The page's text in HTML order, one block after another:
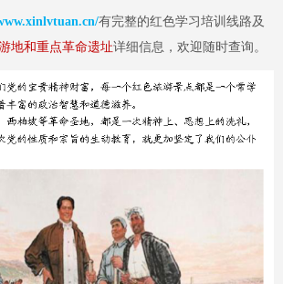
有完整的红色学习培训线路及
地和重点革命遗址详细信息，欢迎随时查询。